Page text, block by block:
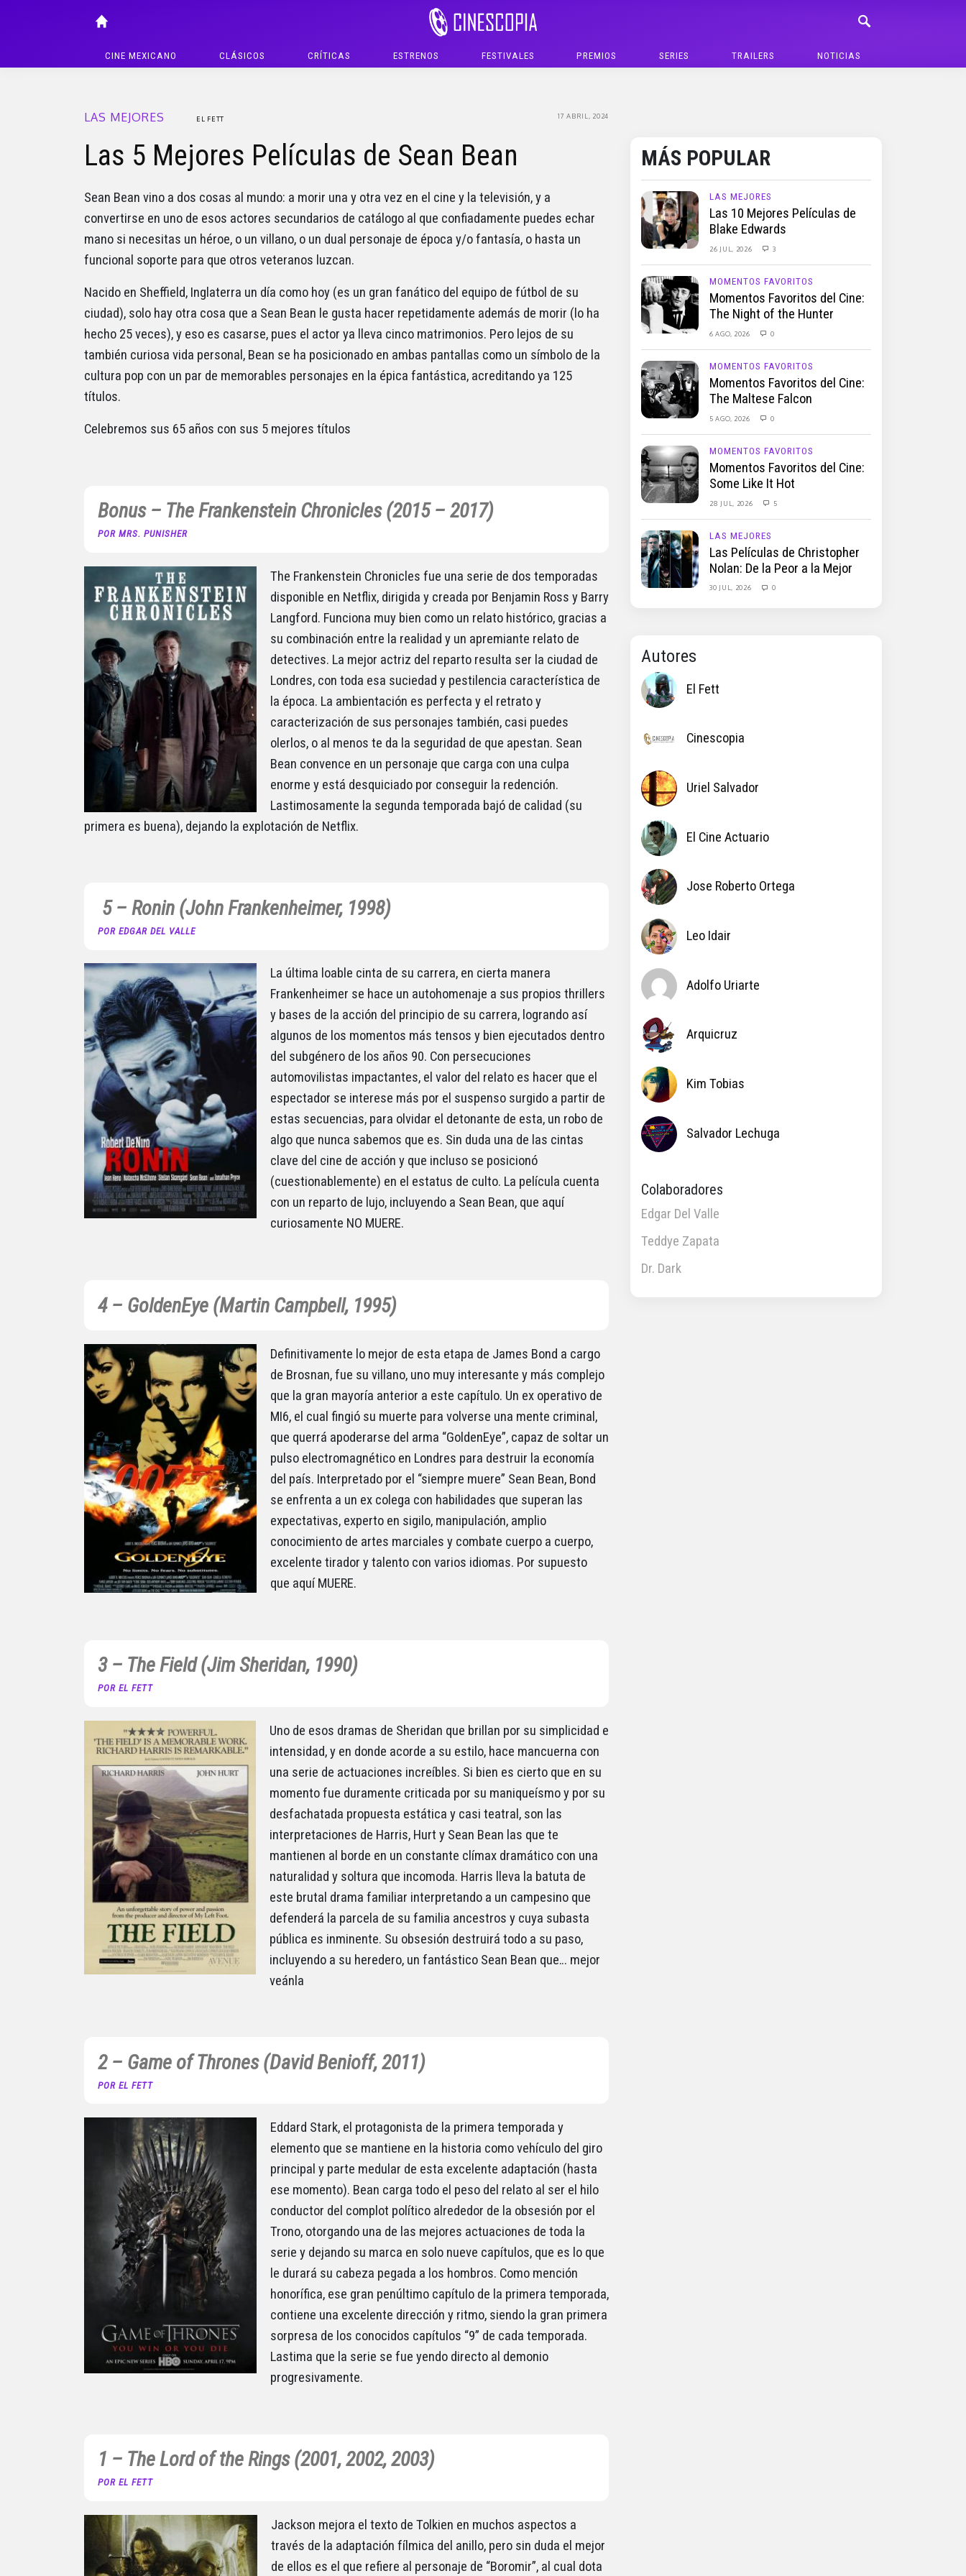
CINE MEXICANO CLÁSICOS CRÍTICAS ESTRENOS FESTIVALES PREMIOS SERIES TRAILERS NOTICIAS
LAS MEJORES 17 ABRIL, 2024
EL FETT
Las 5 Mejores Películas de Sean Bean
Sean Bean vino a dos cosas al mundo: a morir una y otra vez en el cine y la televisión, y a
convertirse en uno de esos actores secundarios de catálogo al que confiadamente puedes echar
mano si necesitas un héroe, o un villano, o un dual personaje de época y/o fantasía, o hasta un
funcional soporte para que otros veteranos luzcan.
Nacido en Sheffield, Inglaterra un día como hoy (es un gran fanático del equipo de fútbol de su
ciudad), solo hay otra cosa que a Sean Bean le gusta hacer repetidamente además de morir (lo ha
hecho 25 veces), y eso es casarse, pues el actor ya lleva cinco matrimonios. Pero lejos de su
también curiosa vida personal, Bean se ha posicionado en ambas pantallas como un símbolo de la
cultura pop con un par de memorables personajes en la épica fantástica, acreditando ya 125
títulos.
Celebremos sus 65 años con sus 5 mejores títulos
Bonus – The Frankenstein Chronicles (2015 – 2017)
POR MRS. PUNISHER
The Frankenstein Chronicles fue una serie de dos temporadas
disponible en Netflix, dirigida y creada por Benjamin Ross y Barry
Langford. Funciona muy bien como un relato histórico, gracias a
su combinación entre la realidad y un apremiante relato de
detectives. La mejor actriz del reparto resulta ser la ciudad de
Londres, con toda esa suciedad y pestilencia característica de
la época. La ambientación es perfecta y el retrato y
caracterización de sus personajes también, casi puedes
olerlos, o al menos te da la seguridad de que apestan. Sean
Bean convence en un personaje que carga con una culpa
enorme y está desquiciado por conseguir la redención.
Lastimosamente la segunda temporada bajó de calidad (su
primera es buena), dejando la explotación de Netflix.
5 – Ronin (John Frankenheimer, 1998)
POR EDGAR DEL VALLE
La última loable cinta de su carrera, en cierta manera
Frankenheimer se hace un autohomenaje a sus propios thrillers
y bases de la acción del principio de su carrera, logrando así
algunos de los momentos más tensos y bien ejecutados dentro
del subgénero de los años 90. Con persecuciones
automovilistas impactantes, el valor del relato es hacer que el
espectador se interese más por el suspenso surgido a partir de
estas secuencias, para olvidar el detonante de esta, un robo de
algo que nunca sabemos que es. Sin duda una de las cintas
clave del cine de acción y que incluso se posicionó
(cuestionablemente) en el estatus de culto. La película cuenta
con un reparto de lujo, incluyendo a Sean Bean, que aquí
curiosamente NO MUERE.
4 – GoldenEye (Martin Campbell, 1995)
Definitivamente lo mejor de esta etapa de James Bond a cargo
de Brosnan, fue su villano, uno muy interesante y más complejo
que la gran mayoría anterior a este capítulo. Un ex operativo de
MI6, el cual fingió su muerte para volverse una mente criminal,
que querrá apoderarse del arma “GoldenEye”, capaz de soltar un
pulso electromagnético en Londres para destruir la economía
del país. Interpretado por el “siempre muere” Sean Bean, Bond
se enfrenta a un ex colega con habilidades que superan las
expectativas, experto en sigilo, manipulación, amplio
conocimiento de artes marciales y combate cuerpo a cuerpo,
excelente tirador y talento con varios idiomas. Por supuesto
que aquí MUERE.
3 – The Field (Jim Sheridan, 1990)
POR EL FETT
Uno de esos dramas de Sheridan que brillan por su simplicidad e
intensidad, y en donde acorde a su estilo, hace mancuerna con
una serie de actuaciones increíbles. Si bien es cierto que en su
momento fue duramente criticada por su maniqueísmo y por su
desfachatada propuesta estática y casi teatral, son las
interpretaciones de Harris, Hurt y Sean Bean las que te
mantienen al borde en un constante clímax dramático con una
naturalidad y soltura que incomoda. Harris lleva la batuta de
este brutal drama familiar interpretando a un campesino que
defenderá la parcela de su familia ancestros y cuya subasta
pública es inminente. Su obsesión destruirá todo a su paso,
incluyendo a su heredero, un fantástico Sean Bean que… mejor
veánla
2 – Game of Thrones (David Benioff, 2011)
POR EL FETT
Eddard Stark, el protagonista de la primera temporada y
elemento que se mantiene en la historia como vehículo del giro
principal y parte medular de esta excelente adaptación (hasta
ese momento). Bean carga todo el peso del relato al ser el hilo
conductor del complot político alrededor de la obsesión por el
Trono, otorgando una de las mejores actuaciones de toda la
serie y dejando su marca en solo nueve capítulos, que es lo que
le durará su cabeza pegada a los hombros. Como mención
honorífica, ese gran penúltimo capítulo de la primera temporada,
contiene una excelente dirección y ritmo, siendo la gran primera
sorpresa de los conocidos capítulos “9” de cada temporada.
Lastima que la serie se fue yendo directo al demonio
progresivamente.
1 – The Lord of the Rings (2001, 2002, 2003)
POR EL FETT
Jackson mejora el texto de Tolkien en muchos aspectos a
través de la adaptación fílmica del anillo, pero sin duda el mejor
de ellos es el que refiere al personaje de “Boromir”, al cual dota
MÁS POPULAR
LAS MEJORES
Las 10 Mejores Películas de
Blake Edwards
26 JUL, 2026 3
MOMENTOS FAVORITOS
Momentos Favoritos del Cine:
The Night of the Hunter
6 AGO, 2026 0
MOMENTOS FAVORITOS
Momentos Favoritos del Cine:
The Maltese Falcon
5 AGO, 2026 0
MOMENTOS FAVORITOS
Momentos Favoritos del Cine:
Some Like It Hot
28 JUL, 2026 5
LAS MEJORES
Las Películas de Christopher
Nolan: De la Peor a la Mejor
30 JUL, 2026 0
Autores
El Fett
Cinescopia
Uriel Salvador
El Cine Actuario
Jose Roberto Ortega
Leo Idair
Adolfo Uriarte
Arquicruz
Kim Tobias
Salvador Lechuga
Colaboradores
Edgar Del Valle
Teddye Zapata
Dr. Dark